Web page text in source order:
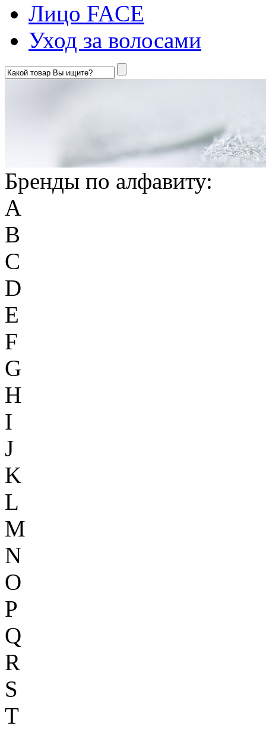
Лицо FACE
Уход за волосами
Бренды по алфавиту:
A
B
C
D
E
F
G
H
I
J
K
L
M
N
O
P
Q
R
S
T